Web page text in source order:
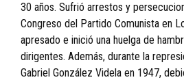
30 años. Sufrió arrestos y
Congreso del Partido Comunista en
apresado e inició una huelga de
dirigentes. Además, durante la
Gabriel González Videla en 1947,